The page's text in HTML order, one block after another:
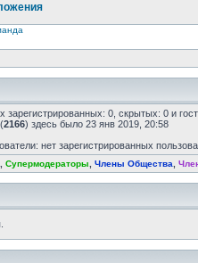
зарегистрированных: 0, скрытых: 0 и
2166) здесь было 23 янв 2019, 20:58
нет зарегистрированных
Супермодераторы Члены Общества